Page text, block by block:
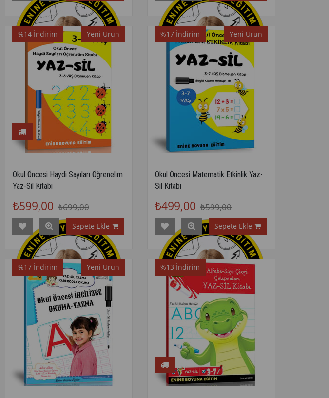
Okul Öncesi Haydi Sayıları Öğrenelim
Yaz-Sil Kitabı
₺599,00 ₺699,00
Sepete Ekle
%14 İndirim Yeni Ürün
Okul Öncesi Matematik Etkinlik Yaz-
Sil Kitabı
₺499,00 ₺599,00
Sepete Ekle
%17 İndirim Yeni Ürün
%17 İndirim Yeni Ürün %13 İndirim